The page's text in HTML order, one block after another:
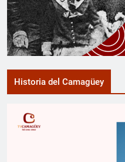
Historia del Camagüey